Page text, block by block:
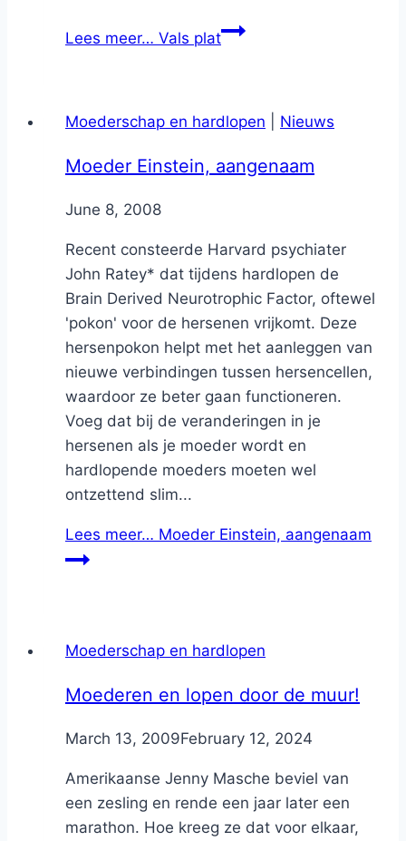
Lees meer… Vals plat
Moederschap en hardlopen Nieuws
Moeder Einstein, aangenaam
ByNicole
June 8, 2008
Recent consteerde Harvard psychiater
John Ratey* dat tijdens hardlopen de
Brain Derived Neurotrophic Factor, oftewel
'pokon' voor de hersenen vrijkomt. Deze
hersenpokon helpt met het aanleggen van
nieuwe verbindingen tussen hersencellen,
waardoor ze beter gaan functioneren.
Voeg dat bij de veranderingen in je
hersenen als je moeder wordt en
hardlopende moeders moeten wel
ontzettend slim...
Lees meer… Moeder Einstein, aangenaam
Moederschap en hardlopen
Moederen en lopen door de muur!
ByNicole
March 13, 2009February 12, 2024
Amerikaanse Jenny Masche beviel van
een zesling en rende een jaar later een
marathon. Hoe kreeg ze dat voor elkaar,